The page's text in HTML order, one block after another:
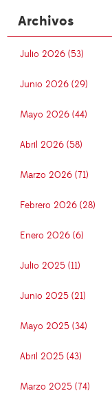
Archivos
Julio 2026 (53)
Junio 2026 (29)
Mayo 2026 (44)
Abril 2026 (58)
Marzo 2026 (71)
Febrero 2026 (28)
Enero 2026 (6)
Julio 2025 (11)
Junio 2025 (21)
Mayo 2025 (34)
Abril 2025 (43)
Marzo 2025 (74)